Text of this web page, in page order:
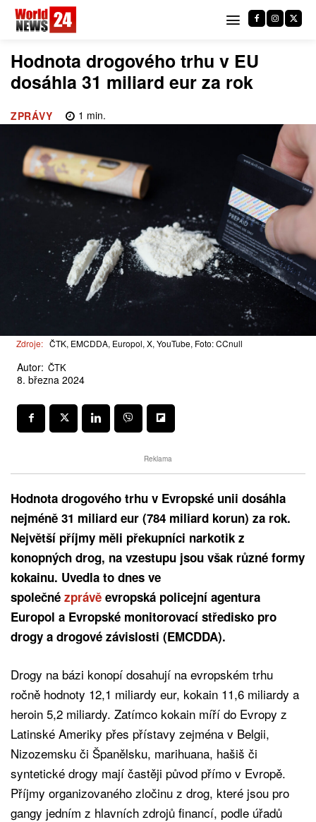
Hodnota drogového trhu v EU
dosáhla 31 miliard eur za rok
ZPRÁVY 1 min.
Zdroje: ČTK, EMCDDA, Europol, X, YouTube, Foto: CCnull
Autor: ČTK
8. března 2024
Reklama
Hodnota drogového trhu v Evropské unii dosáhla
nejméně 31 miliard eur (784 miliard korun) za rok.
Největší příjmy měli překupníci narkotik z
konopných drog, na vzestupu jsou však různé formy
kokainu. Uvedla to dnes ve
společné zprávě evropská policejní agentura
Europol a Evropské monitorovací středisko pro
drogy a drogové závislosti (EMCDDA).
Drogy na bázi konopí dosahují na evropském trhu
ročně hodnoty 12,1 miliardy eur, kokain 11,6 miliardy a
heroin 5,2 miliardy. Zatímco kokain míří do Evropy z
Latinské Ameriky přes přístavy zejména v Belgii,
Nizozemsku či Španělsku, marihuana, hašiš či
syntetické drogy mají častěji původ přímo v Evropě.
Příjmy organizovaného zločinu z drog, které jsou pro
gangy jedním z hlavních zdrojů financí, podle úřadů